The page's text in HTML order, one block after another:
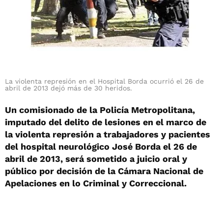
La violenta represión en el Hospital Borda ocurrió el 26 de
abril de 2013 dejó más de 30 heridos.
Un comisionado de la Policía Metropolitana,
imputado del delito de lesiones en el marco de
la violenta represión a trabajadores y pacientes
del hospital neurológico José Borda el 26 de
abril de 2013, será sometido a juicio oral y
público por decisión de la Cámara Nacional de
Apelaciones en lo Criminal y Correccional.